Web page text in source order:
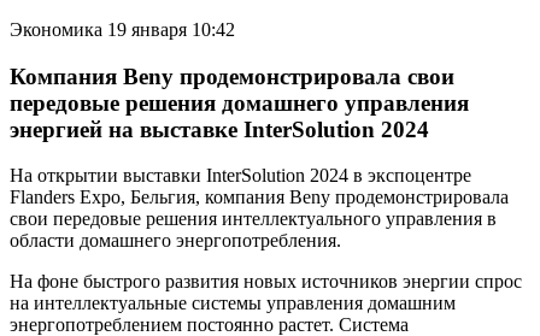
Экономика 19 января 10:42
Компания Beny продемонстрировала свои
передовые решения домашнего управления
энергией на выставке InterSolution 2024
На открытии выставки InterSolution 2024 в экспоцентре
Flanders Expo, Бельгия, компания Beny продемонстрировала
свои передовые решения интеллектуального управления в
области домашнего энергопотребления.
На фоне быстрого развития новых источников энергии спрос
на интеллектуальные системы управления домашним
энергопотреблением постоянно растет. Система